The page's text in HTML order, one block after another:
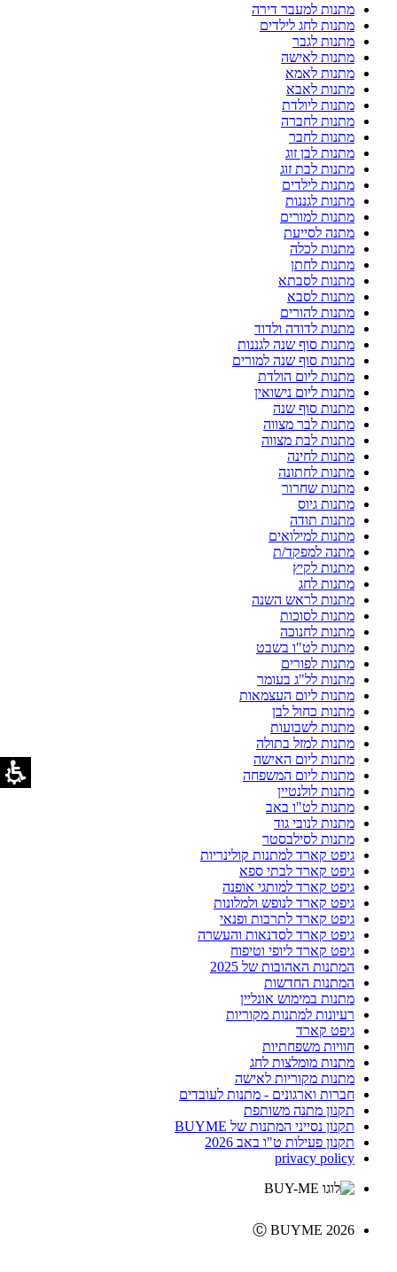
מתנות למעבר דירה
מתנות לחג לילדים
מתנות לגבר
מתנות לאישה
מתנות לאמא
מתנות לאבא
מתנות ליולדת
מתנות לחברה
מתנות לחבר
מתנות לבן זוג
מתנות לבת זוג
מתנות לילדים
מתנות לגננות
מתנות למורים
מתנה לסייעת
מתנות לכלה
מתנות לחתן
מתנות לסבתא
מתנות לסבא
מתנות להורים
מתנות לדודה ולדוד
מתנות סוף שנה לגננות
מתנות סוף שנה למורים
מתנות ליום הולדת
מתנות ליום נישואין
מתנות סוף שנה
מתנות לבר מצווה
מתנות לבת מצווה
מתנות לחינה
מתנות לחתונה
מתנות שחרור
מתנות גיוס
מתנות תודה
מתנות למילואים
מתנה למפקד/ת
מתנות לקיץ
מתנות לחג
מתנות לראש השנה
מתנות לסוכות
מתנות לחנוכה
מתנות לט"ו בשבט
מתנות לפורים
מתנות לל"ג בעומר
מתנות ליום העצמאות
מתנות כחול לבן
מתנות לשבועות
מתנות למזל בתולה
מתנות ליום האישה
מתנות ליום המשפחה
מתנות לולנטיין
מתנות לט"ו באב
מתנות לנובי גוד
מתנות לסילבסטר
גיפט קארד למתנות קולינריות
גיפט קארד לבתי ספא
גיפט קארד למותגי אופנה
גיפט קארד לנופש ולמלונות
גיפט קארד לתרבות ופנאי
גיפט קארד לסדנאות והעשרה
גיפט קארד ליופי וטיפוח
המתנות האהובות של 2025
המתנות החדשות
מתנות במימוש אונליין
רעיונות למתנות מקוריות
גיפט קארד
חוויות משפחתיות
מתנות מומלצות לחג
מתנות מקוריות לאישה
חברות וארגונים - מתנות לעובדים
תקנון מתנה משותפת
תקנון נסייני המתנות של BUYME
תקנון פעילות ט"ו באב 2026
privacy policy
Ⓒ BUYME 2026